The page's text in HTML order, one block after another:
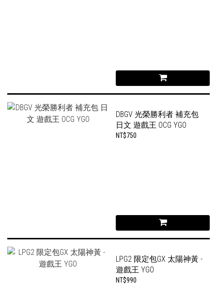
DBGV 光榮勝利者 補充包
日文 遊戲王 OCG YGO
NT$750
LPG2 限定包GX 太陽神黃 -
遊戲王 YGO
NT$990